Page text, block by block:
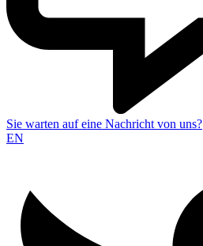
Sie warten auf eine Nachricht von uns?
EN